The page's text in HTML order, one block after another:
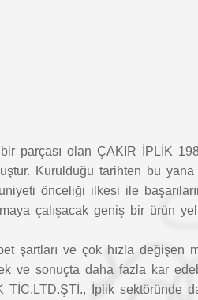
parçası olan ÇAKIR İPLİK
Kurulduğu tarihten bu
önceliği ilkesi ile
çalışacak geniş bir ürün
şartları ve çok hızla değişen
ve sonuçta daha fazla kar
TİC.LTD.ŞTİ., İplik sektöründe